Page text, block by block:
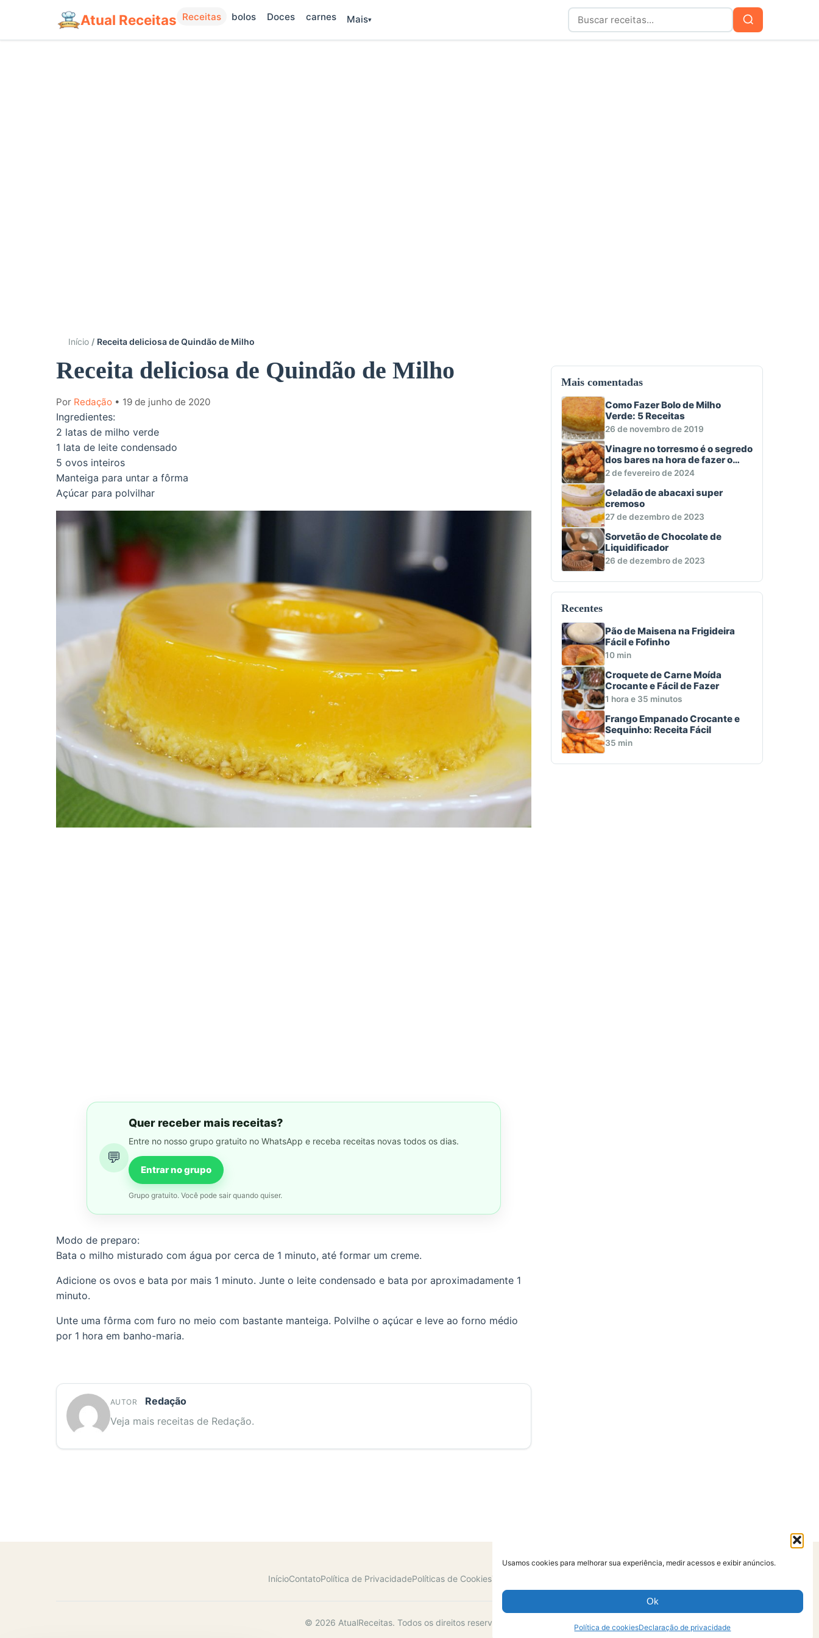
Usamos cookies para melhorar sua experiência, medir acessos e exibir anúncios.
Ok
Política de cookiesDeclaração de privacidade
Atual Receitas Receitas bolos Doces carnes Mais
Buscar
por:
Buscar
Início Receita deliciosa de Quindão de Milho
Receita deliciosa de Quindão de Milho
Por Redação • 19 de junho de 2020
Ingredientes:
2 latas de milho verde
1 lata de leite condensado
5 ovos inteiros
Manteiga para untar a fôrma
Açúcar para polvilhar
💬
Quer receber mais receitas?
Entre no nosso grupo gratuito no WhatsApp e receba receitas novas todos os dias.
Entrar no grupo
Grupo gratuito. Você pode sair quando quiser.
Modo de preparo:
Bata o milho misturado com água por cerca de 1 minuto, até formar um creme.
Adicione os ovos e bata por mais 1 minuto. Junte o leite condensado e bata por aproximadamente 1
minuto.
Unte uma fôrma com furo no meio com bastante manteiga. Polvilhe o açúcar e leve ao forno médio
por 1 hora em banho-maria.
AUTOR
Redação
Veja mais receitas de Redação.
Mais comentadas
Como Fazer Bolo de Milho
Verde: 5 Receitas
26 de novembro de 2019
Vinagre no torresmo é o segredo
dos bares na hora de fazer o
aperitivo macio e crocante
2 de fevereiro de 2024
Geladão de abacaxi super
cremoso
27 de dezembro de 2023
Sorvetão de Chocolate de
Liquidificador
26 de dezembro de 2023
Recentes
Pão de Maisena na Frigideira
Fácil e Fofinho
10 min
Croquete de Carne Moída
Crocante e Fácil de Fazer
1 hora e 35 minutos
Frango Empanado Crocante e
Sequinho: Receita Fácil
35 min
InícioContatoPolítica de PrivacidadePolíticas de CookiesTermos de Uso
© 2026 AtualReceitas. Todos os direitos reservados.